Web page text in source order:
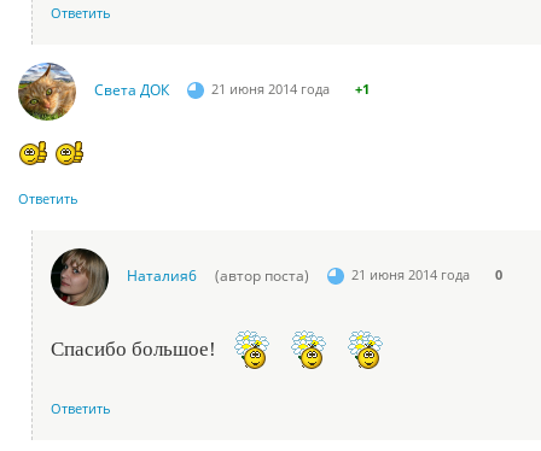
Ответить
Света ДОК 21 июня 2014 года +1
Ответить
Наталия6 (автор поста) 21 июня 2014 года 0
Спасибо большое!
Ответить